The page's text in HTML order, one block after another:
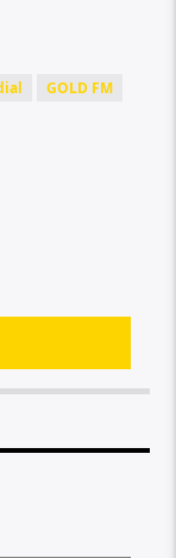
GOLD FM